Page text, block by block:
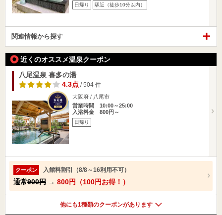
日帰り 駅近（徒歩10分以内）
関連情報から探す
近くのオススメ温泉クーポン
八尾温泉 喜多の湯
4.3点/ 504 件
大阪府 / 八尾市
営業時間 10:00～25:00
入浴料金 800円～
日帰り
クーポン 入館料割引（8/8～16利用不可）
通常900円 → 800円（100円お得！）
他にも1種類のクーポンがあります